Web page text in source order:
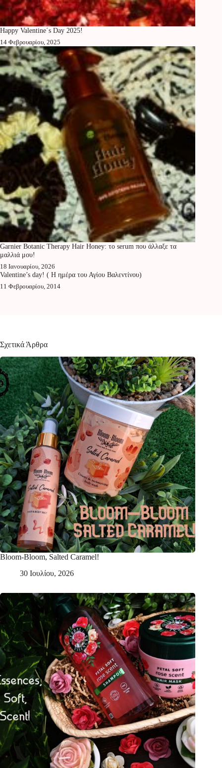
Happy Valentine΄s Day 2025!
14 Φεβρουαρίου, 2025
Garnier Botanic Therapy Hair Honey: το serum που άλλαξε τα
μαλλιά μου!
18 Ιανουαρίου, 2026
Valentine’s day! ( Η ημέρα του Αγίου Βαλεντίνου)
11 Φεβρουαρίου, 2014
Σχετικά Άρθρα
Bloom-Bloom, Salted Caramel!
30 Ιουλίου, 2026